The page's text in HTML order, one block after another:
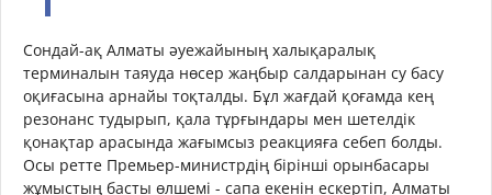
Сондай-ақ Алматы әуежайының халықаралық
терминалын таяуда нөсер жаңбыр салдарынан су басу
оқиғасына арнайы тоқталды. Бұл жағдай қоғамда кең
резонанс тудырып, қала тұрғындары мен шетелдік
қонақтар арасында жағымсыз реакцияға себеп болды.
Осы ретте Премьер-министрдің бірінші орынбасары
жұмыстың басты өлшемі - сапа екенін ескертіп, Алматы